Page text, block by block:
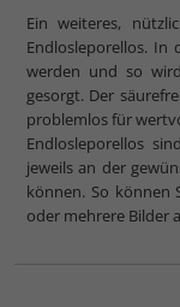
Ein weiteres,
Endlosleporellos. In
werden und so
gesorgt. Der
problemlos für
Endlosleporellos
jeweils an der
können. So können
oder mehrere Bilder